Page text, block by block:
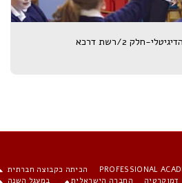
2/רשת דרכא
PROFESSIONAL
הכיתה כקבוצה חברתית
החברה הישראלית במעגל השנה